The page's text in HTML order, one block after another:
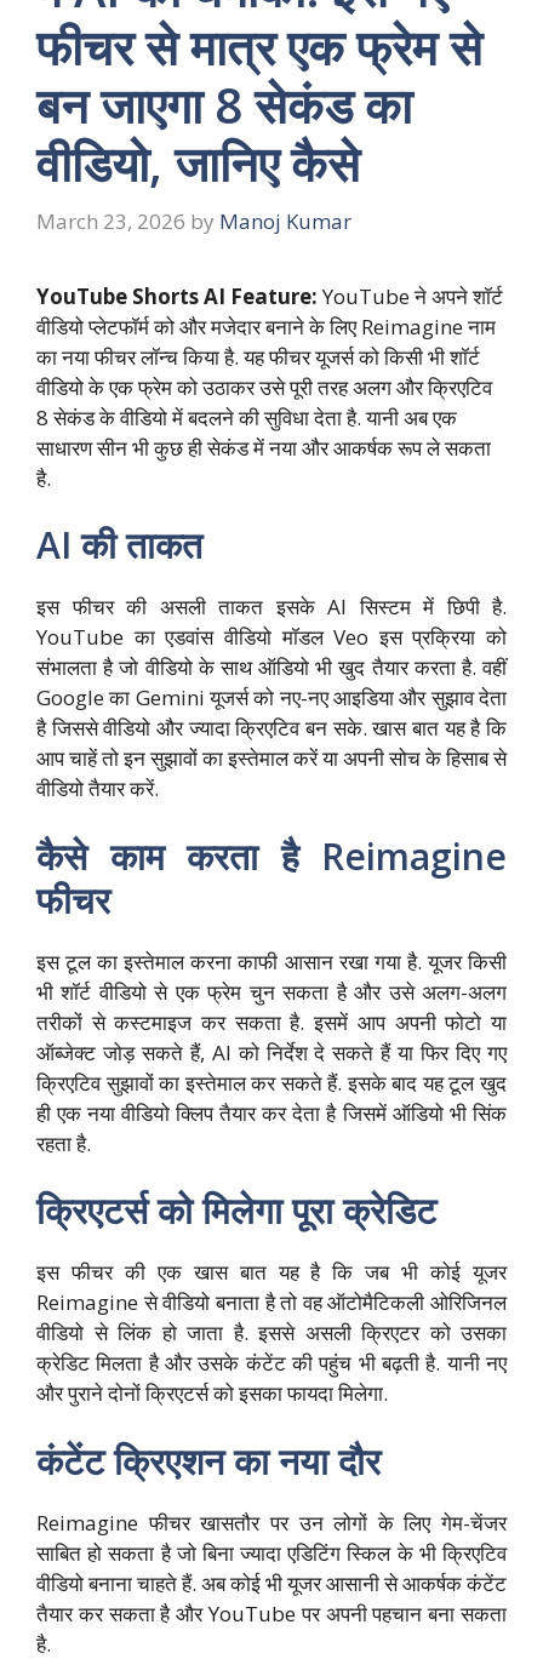
फीचर से मात्र एक फ्रेम से
बन जाएगा 8 सेकंड का
वीडियो, जानिए कैसे
March 23, 2026 by Manoj Kumar
YouTube Shorts AI Feature:YouTubeने अपने शॉर्ट
वीडियो प्लेटफॉर्म को और मजेदार बनाने के लिए Reimagine नाम
का नया फीचर लॉन्च किया है. यह फीचर यूजर्स को किसी भी शॉर्ट
वीडियो के एक फ्रेम को उठाकर उसे पूरी तरह अलग और क्रिएटिव
8 सेकंड के वीडियो में बदलने की सुविधा देता है. यानी अब एक
साधारण सीन भी कुछ ही सेकंड में नया और आकर्षक रूप ले सकता
है.
AI की ताकत
इस फीचर की असली ताकत इसके AI सिस्टम में छिपी है.
YouTube का एडवांस वीडियो मॉडल Veo इस प्रक्रिया को
संभालता है जो वीडियो के साथ ऑडियो भी खुद तैयार करता है. वहीं
Google का Gemini यूजर्स को नए-नए आइडिया और सुझाव देता
है जिससे वीडियो और ज्यादा क्रिएटिव बन सके. खास बात यह है कि
आप चाहें तो इन सुझावों का इस्तेमाल करें या अपनी सोच के हिसाब से
वीडियो तैयार करें.
कैसे काम करता है Reimagine
फीचर
इस टूल का इस्तेमाल करना काफी आसान रखा गया है. यूजर किसी
भी शॉर्ट वीडियो से एक फ्रेम चुन सकता है और उसे अलग-अलग
तरीकों से कस्टमाइज कर सकता है. इसमें आप अपनी फोटो या
ऑब्जेक्ट जोड़ सकते हैं, AI को निर्देश दे सकते हैं या फिर दिए गए
क्रिएटिव सुझावों का इस्तेमाल कर सकते हैं. इसके बाद यह टूल खुद
ही एक नया वीडियो क्लिप तैयार कर देता है जिसमें ऑडियो भी सिंक
रहता है.
क्रिएटर्स को मिलेगा पूरा क्रेडिट
इस फीचर की एक खास बात यह है कि जब भी कोई यूजर
Reimagine से वीडियो बनाता है तो वह ऑटोमैटिकली ओरिजिनल
वीडियो से लिंक हो जाता है. इससे असली क्रिएटर को उसका
क्रेडिट मिलता है और उसके कंटेंट की पहुंच भी बढ़ती है. यानी नए
और पुराने दोनों क्रिएटर्स को इसका फायदा मिलेगा.
कंटेंट क्रिएशन का नया दौर
Reimagine फीचर खासतौर पर उन लोगों के लिए गेम-चेंजर
साबित हो सकता है जो बिना ज्यादा एडिटिंग स्किल के भी क्रिएटिव
वीडियो बनाना चाहते हैं. अब कोई भी यूजर आसानी से आकर्षक कंटेंट
तैयार कर सकता है और YouTube पर अपनी पहचान बना सकता
है.